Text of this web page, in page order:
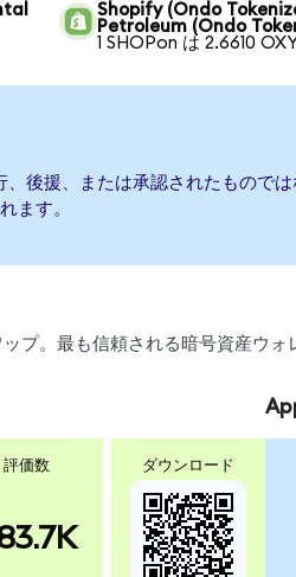
Shopify (Ondo
Petroleum (Ondo
1 SHOPon は 2.6610
後援、または承認されたもので
ます。
プ。最も信頼される暗号資産ウォ
評価数 ダウンロード